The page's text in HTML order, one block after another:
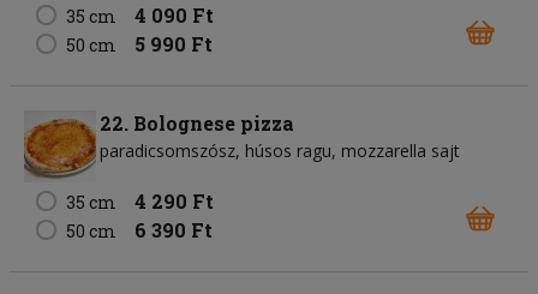
35 cm
4 090 Ft
50 cm 5 990 Ft
22. Bolognese pizza
paradicsomszósz húsos ragu mozzarella sajt
35 cm 4 290 Ft
50 cm 6 390 Ft